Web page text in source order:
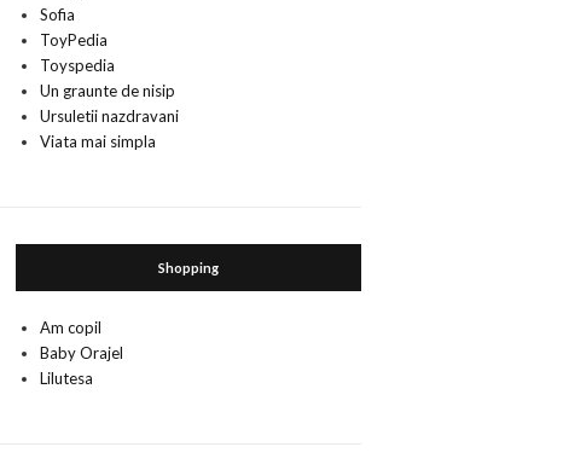
Sofia
ToyPedia
Toyspedia
Un graunte de nisip
Ursuletii nazdravani
Viata mai simpla
Shopping
Am copil
Baby Orajel
Lilutesa